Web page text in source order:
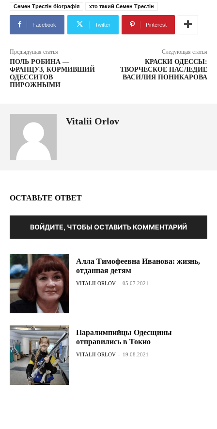
Семен Трестін біографія хто такий Семен Трестін
Facebook Twitter Pinterest
Предыдущая статья
ПОЛЬ РОБИНА —
ФРАНЦУЗ, КОРМИВШИЙ
ОДЕССИТОВ
ПИРОЖНЫМИ
Следующая статья
КРАСКИ ОДЕССЫ:
ТВОРЧЕСКОЕ НАСЛЕДИЕ
ВАСИЛИЯ ПОНИКАРОВА
Vitalii Orlov
ОСТАВЬТЕ ОТВЕТ
ВОЙДИТЕ, ЧТОБЫ ОСТАВИТЬ КОММЕНТАРИЙ
Алла Тимофеевна Иванова: жизнь,
отданная детям
VITALII ORLOV - 05.07.2021
Паралимпийцы Одесщины
отправились в Токио
VITALII ORLOV - 19.08.2021